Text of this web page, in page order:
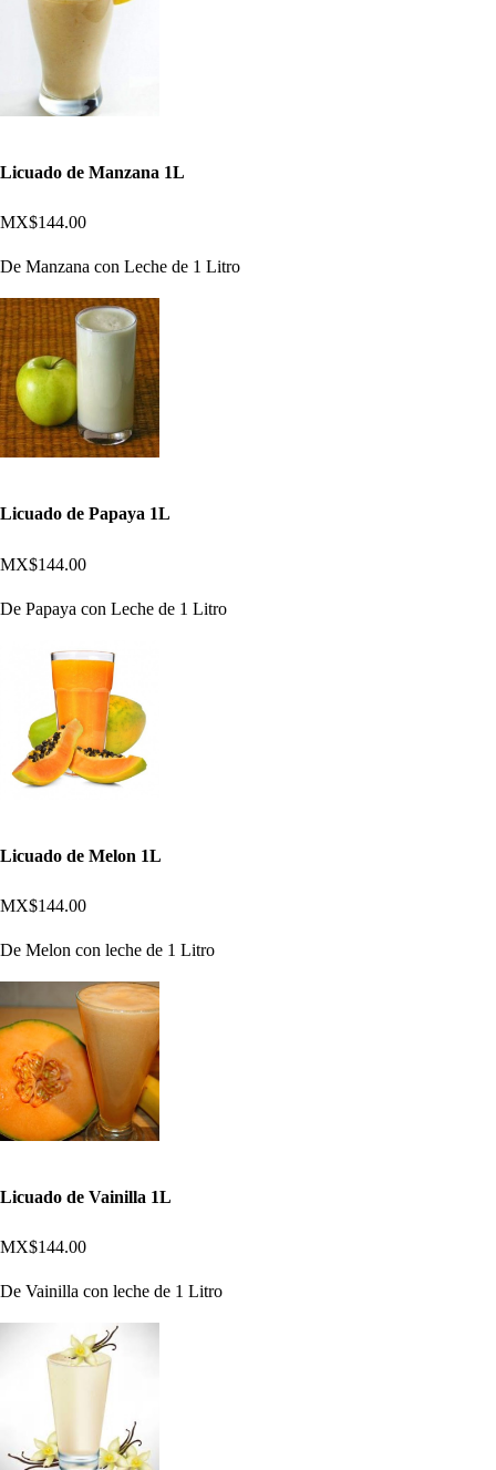
Licuado de Manzana 1L
MX$144.00
De Manzana con Leche de 1 Litro
Licuado de Papaya 1L
MX$144.00
De Papaya con Leche de 1 Litro
Licuado de Melon 1L
MX$144.00
De Melon con leche de 1 Litro
Licuado de Vainilla 1L
MX$144.00
De Vainilla con leche de 1 Litro